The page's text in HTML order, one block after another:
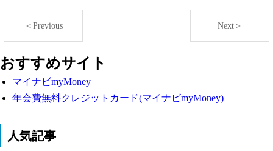
＜Previous Next＞
おすすめサイト
マイナビmyMoney
年会費無料クレジットカード(マイナビmyMoney)
人気記事